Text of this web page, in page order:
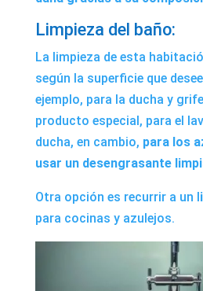
Limpieza del baño:
La limpieza de esta
según la superficie que
ejemplo, para la ducha y
producto especial, para el
ducha, en cambio, para los
usar un desengrasante
Otra opción es recurrir a un l
para cocinas y azulejos.